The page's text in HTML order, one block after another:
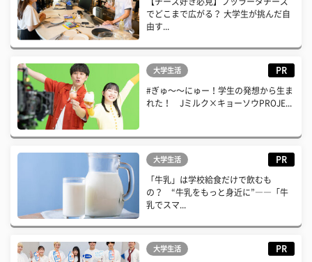
でどこまで広がる？ 大学生が挑んだ自
由す...
大学生活 PR
#ぎゅ〜〜にゅー！学生の発想から生ま
れた！ Jミルク×キョーソウPROJE...
大学生活 PR
「牛乳」は学校給食だけで飲むも
の？ “牛乳をもっと身近に”――「牛
乳でスマ...
大学生活 PR